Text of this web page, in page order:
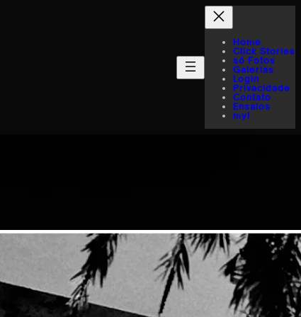
Home
Click Stories
só Fotos
Galerias
Login
Privacidade
Contato
Ensaios
myI